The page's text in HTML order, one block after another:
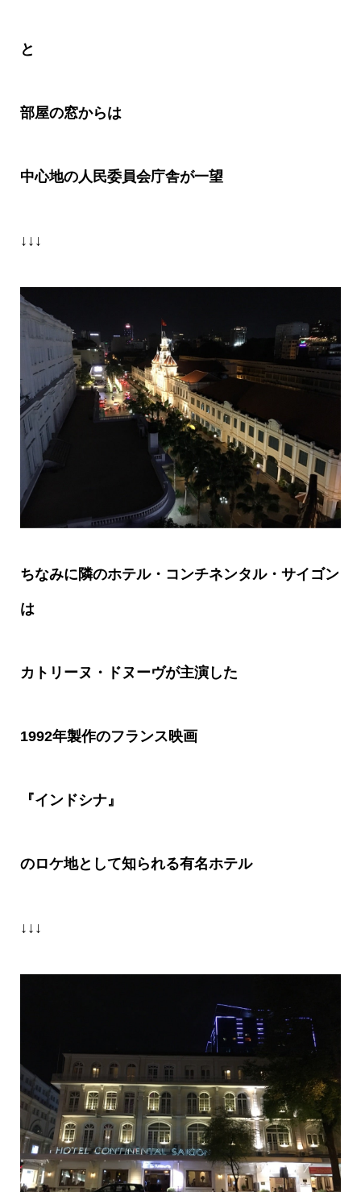
と
部屋の窓からは
中心地の人民委員会庁舎が一望
↓↓↓
ちなみに隣のホテル・コンチネンタル・サイゴン
は
カトリーヌ・ドヌーヴが主演した
1992年製作のフランス映画
『インドシナ』
のロケ地として知られる有名ホテル
↓↓↓